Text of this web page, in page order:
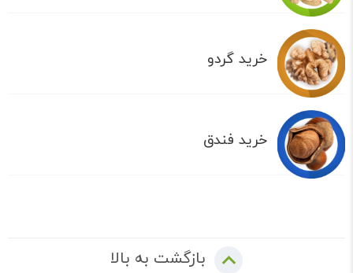
خرید گردو
خرید فندق
بازگشت به بالا